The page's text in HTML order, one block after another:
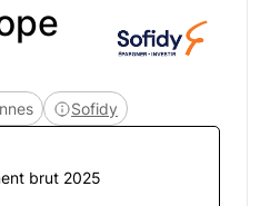
Sofidy
brut 2025